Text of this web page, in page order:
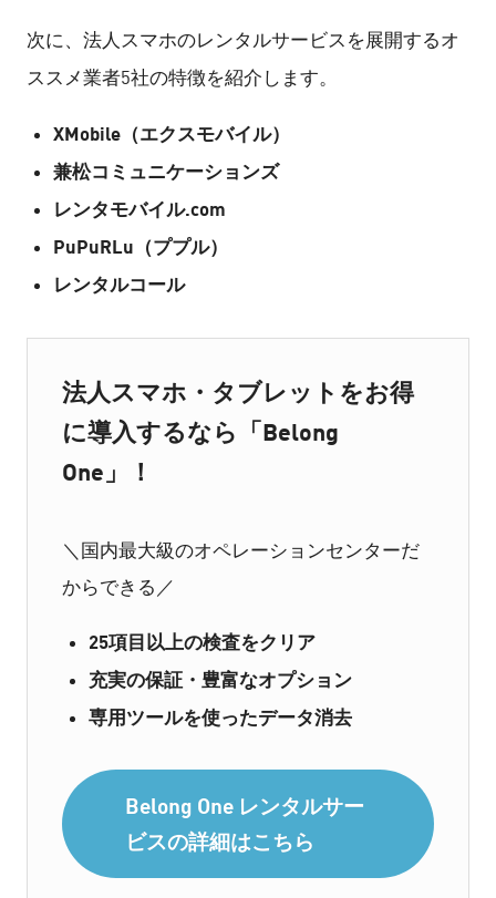
次に、法人スマホのレンタルサービスを展開するオ
ススメ業者5社の特徴を紹介します。
XMobile（エクスモバイル）
兼松コミュニケーションズ
レンタモバイル.com
PuPuRLu（ププル）
レンタルコール
法人スマホ・タブレットをお得
に導入するなら「Belong
One」！
＼国内最大級のオペレーションセンターだ
からできる／
25項目以上の検査をクリア
充実の保証・豊富なオプション
専用ツールを使ったデータ消去
Belong One レンタルサー
ビスの詳細はこちら